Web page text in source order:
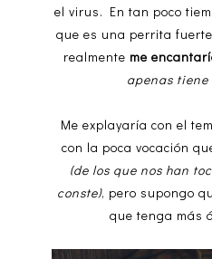
el virus. En tan poco
que es una perrita
realmente me
apenas tiene
Me explayaría con el
con la poca vocación
(de los que nos han
conste), pero supongo
que tenga más